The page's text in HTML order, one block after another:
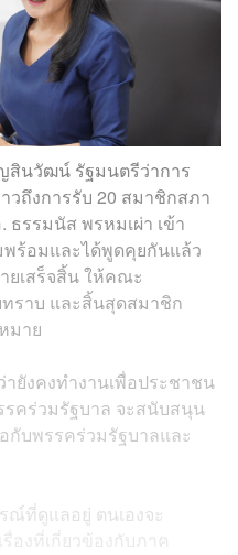
นวัฒน์ รัฐมนตรีว่าการ
วถึงการรับ 20 สมาชิกสภา
รรมนัส พรหมเผ่า เข้า
ร้อมและได้พูดคุยกันแล้ว
ยเสร็จสิ้น ให้คณะ
ทราบ และสิ้นสุดสมาชิก
มาย
ยังคงทำงานเพื่อประชาชน
คร่วมรัฐบาล จะสนับสนุน
บพรรคร่วมรัฐบาลและ
ที่ดูแลอยู่ ตนเองจะ
องที่เกี่ยวข้องกับภาค